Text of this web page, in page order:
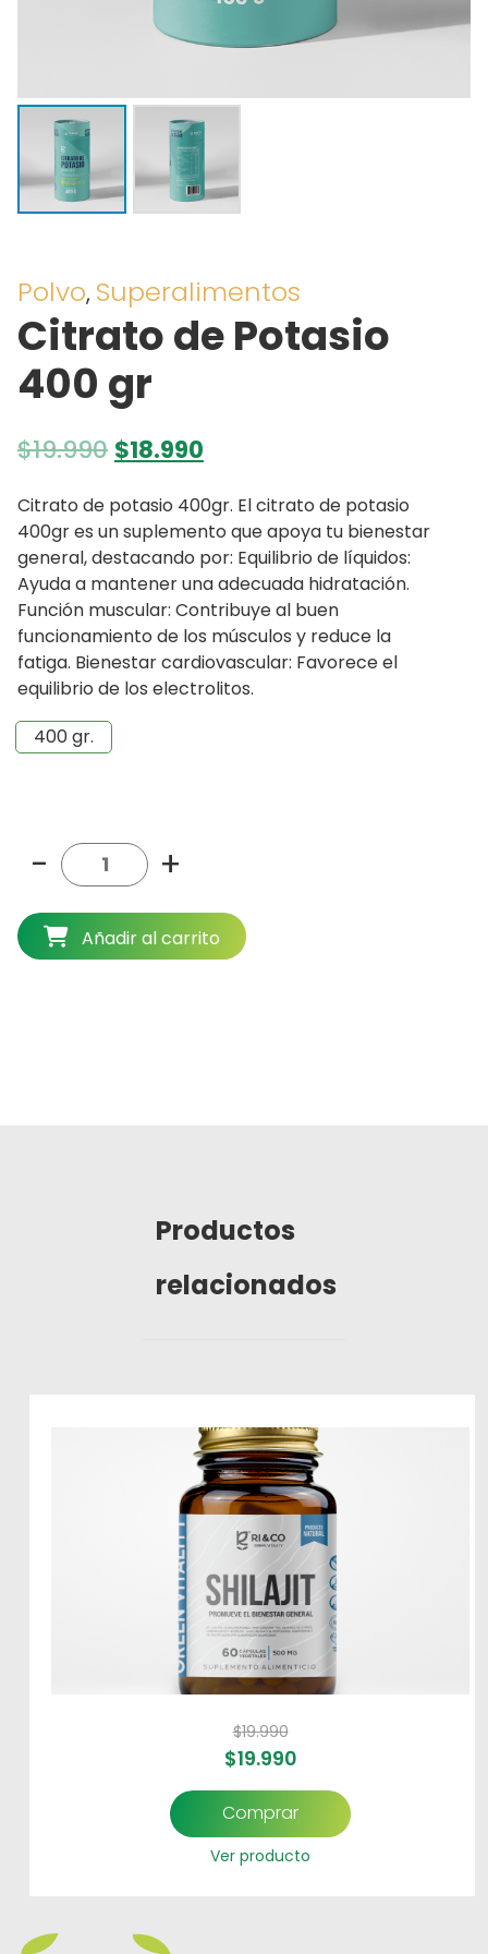
Polvo, Superalimentos
Citrato de Potasio
400 gr
$19.990 El
original
era:
$19.990.
$18.990
actual
es:
$18.990.
Citrato de potasio 400gr. El citrato de potasio
400gr es un suplemento que apoya tu bienestar
general, destacando por: Equilibrio de líquidos:
Ayuda a mantener una adecuada hidratación.
Función muscular: Contribuye al buen
funcionamiento de los músculos y reduce la
fatiga. Bienestar cardiovascular: Favorece el
equilibrio de los electrolitos.
400 gr.
- +
Añadir al carrito
Productos
relacionados
$19.990
$19.990
Comprar
Ver producto